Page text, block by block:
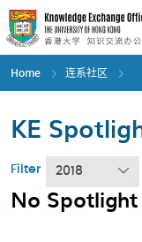
Skip
to
main
content
Home 连系社区
KE
Filter 2018
No